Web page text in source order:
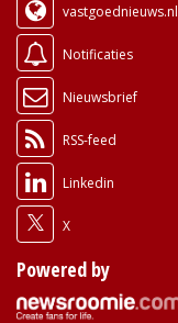
vastgoednieuws.nl
Notificaties
Nieuwsbrief
RSS-feed
Linkedin
X
Powered by